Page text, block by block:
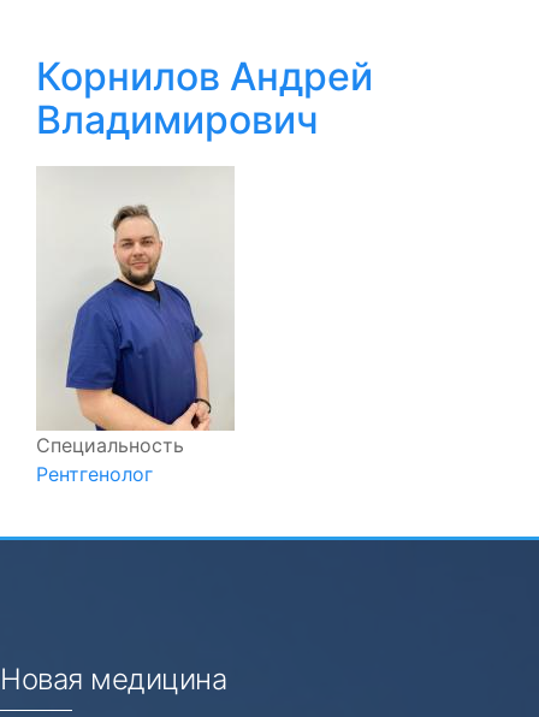
Корнилов Андрей
Владимирович
Специальность
Рентгенолог
Новая медицина